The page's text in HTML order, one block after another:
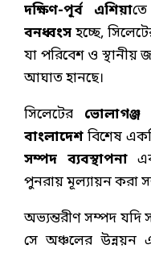
দক্ষিণ-পূর্ব এশিয়া
বনধ্বংস হচ্ছে,
যা পরিবেশ ও
আঘাত হানছে।
সিলেটের ভোলাগঞ্জ
বাংলাদেশ বিশেষ
সম্পদ ব্যবস্থাপনা
পুনরায় মূল্যায়ন করা
অভ্যন্তরীণ সম্পদ যদি
সে অঞ্চলের উন্নয়ন